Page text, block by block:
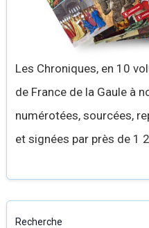
Les Chroniques, en 10
de France de la Gaule à
numérotées, sourcées,
et signées par près de 1
Recherche